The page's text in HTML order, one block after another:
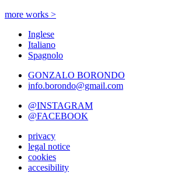
more works >
Inglese
Italiano
Spagnolo
GONZALO BORONDO
info.borondo@gmail.com
@INSTAGRAM
@FACEBOOK
privacy
legal notice
cookies
accesibility